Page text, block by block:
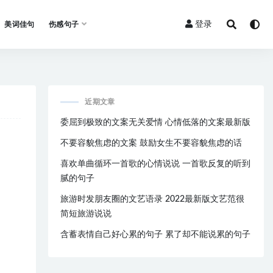
美词佳句 伤感句子 登录
近期文章
委屈到极致的文案无关爱情 心情低落的文案最新版
不要容貌焦虑的文案 鼓励女生不要容貌焦虑的话
喜欢单曲循环一首歌的心情说说 一首歌反复的听到
腻的句子
旅游时发朋友圈的文艺语录 2022最新版文艺范很
简短旅游说说
含蓄表情自己好心累的句子 累了却不能说累的句子